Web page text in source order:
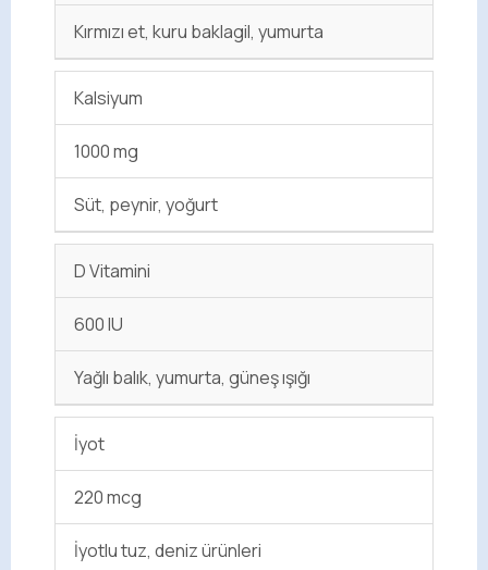
Kırmızı et, kuru baklagil, yumurta
Kalsiyum
1000 mg
Süt, peynir, yoğurt
D Vitamini
600 IU
Yağlı balık, yumurta, güneş ışığı
İyot
220 mcg
İyotlu tuz, deniz ürünleri